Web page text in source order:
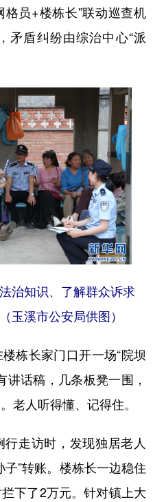
员+楼栋长”联动巡查机
矛盾纠纷由综治中心“派
治知识、了解群众诉求
玉溪市公安局供图）
长家门口开一场“院坝
讲话稿，几条板凳一围，
老人听得懂、记得住。
走访时，发现独居老人
”转账。楼栋长一边稳住
下了2万元。针对镇上大